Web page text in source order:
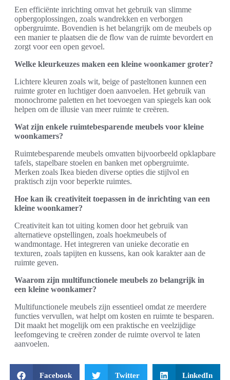
Een efficiënte inrichting omvat het gebruik van slimme
opbergoplossingen, zoals wandrekken en verborgen
opbergruimte. Bovendien is het belangrijk om de meubels op
een manier te plaatsen die de flow van de ruimte bevordert en
zorgt voor een open gevoel.
Welke kleurkeuzes maken een kleine woonkamer groter?
Lichtere kleuren zoals wit, beige of pasteltonen kunnen een
ruimte groter en luchtiger doen aanvoelen. Het gebruik van
monochrome paletten en het toevoegen van spiegels kan ook
helpen om de illusie van meer ruimte te creëren.
Wat zijn enkele ruimtebesparende meubels voor kleine
woonkamers?
Ruimtebesparende meubels omvatten bijvoorbeeld opklapbare
tafels, stapelbare stoelen en banken met opbergruimte.
Merken zoals Ikea bieden diverse opties die stijlvol en
praktisch zijn voor beperkte ruimtes.
Hoe kan ik creativiteit toepassen in de inrichting van een
kleine woonkamer?
Creativiteit kan tot uiting komen door het gebruik van
alternatieve opstellingen, zoals hoekmeubels of
wandmontage. Het integreren van unieke decoratie en
texturen, zoals tapijten en kussens, kan ook karakter aan de
ruimte geven.
Waarom zijn multifunctionele meubels zo belangrijk in
een kleine woonkamer?
Multifunctionele meubels zijn essentieel omdat ze meerdere
functies vervullen, wat helpt om kosten en ruimte te besparen.
Dit maakt het mogelijk om een praktische en veelzijdige
leefomgeving te creëren zonder de ruimte overvol te laten
aanvoelen.
Facebook Twitter LinkedIn